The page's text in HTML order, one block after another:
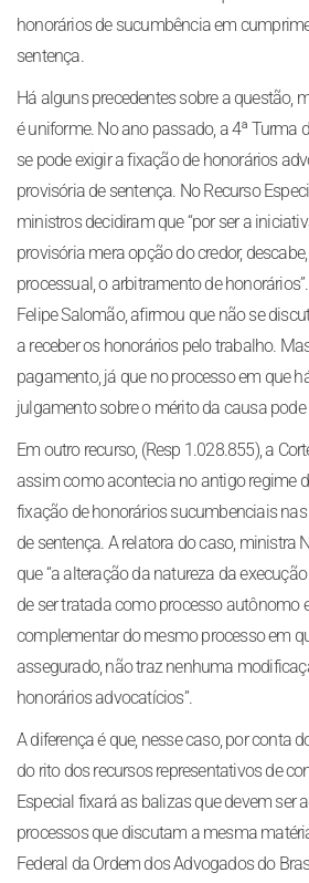
honorários de sucumbência em
sentença.
Há alguns precedentes sobre a questão,
é uniforme. No ano passado, a 4ª Turma
se pode exigir a fixação de honorários
provisória de sentença. No Recurso
ministros decidiram que “por ser a
provisória mera opção do credor,
processual, o arbitramento de
Felipe Salomão, afirmou que não se
a receber os honorários pelo trabalho.
pagamento, já que no processo em que
julgamento sobre o mérito da causa
Em outro recurso, (Resp 1.028.855), a
assim como acontecia no antigo regime
fixação de honorários sucumbenciais
de sentença. A relatora do caso, ministra
que “a alteração da natureza da
de ser tratada como processo autônomo
complementar do mesmo processo em
assegurado, não traz nenhuma
honorários advocatícios”.
A diferença é que, nesse caso, por conta
do rito dos recursos representativos de
Especial fixará as balizas que devem ser
processos que discutam a mesma
Federal da Ordem dos Advogados do